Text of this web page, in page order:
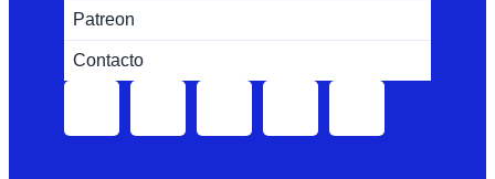
Patreon
Contacto